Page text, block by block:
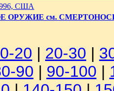
США
ОРУЖИЕ см.
20 | 20-30 |
90 | 90-100 |